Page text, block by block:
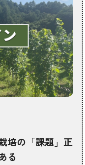
培の「課題」正
る